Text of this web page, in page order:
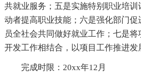
共就业服务；五是实施特别职业培
动者提高职业技能；六是强化部门促
员全社会共同做好就业工作；七是
开发工作相结合，以项目工作推进发
完成时限：20xx年12月